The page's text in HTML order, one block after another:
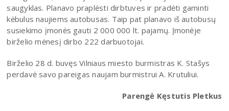
saugyklas. Planavo praplėsti dirbtuves ir pradėti gaminti
kėbulus naujiems autobusas. Taip pat planavo iš autobusų
susiekimo įmonės gauti 2 000 000 lt. pajamų. Įmonėje
birželio mėnesį dirbo 222 darbuotojai.
Birželio 28 d. buvęs Vilniaus miesto burmistras K. Stašys
perdavė savo pareigas naujam burmistrui A. Krutuliui.
Parengė Kęstutis Pletkus